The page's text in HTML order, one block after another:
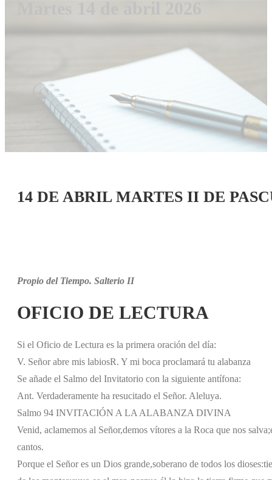
14 DE ABRIL MARTES II DE
Propio del Tiempo. Salterio II
OFICIO DE LECTURA
Si el Oficio de Lectura es la primera oración del día:
V. Señor abre mis labiosR. Y mi boca proclamará tu alabanza
Se añade el Salmo del Invitatorio con la siguiente antífona:
Ant. Verdaderamente ha resucitado el Señor. Aleluya.
Salmo 94 INVITACIÓN A LA ALABANZA DIVINA
Venid, aclamemos al Señor,demos vítores a la Roca que nos salva;
cantos.
Porque el Señor es un Dios grande,soberano de todos los dioses: